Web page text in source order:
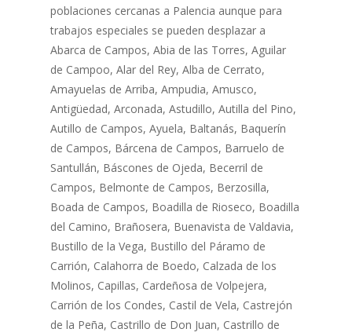
poblaciones cercanas a Palencia aunque para
trabajos especiales se pueden desplazar a
Abarca de Campos, Abia de las Torres, Aguilar
de Campoo, Alar del Rey, Alba de Cerrato,
Amayuelas de Arriba, Ampudia, Amusco,
Antigüedad, Arconada, Astudillo, Autilla del Pino,
Autillo de Campos, Ayuela, Baltanás, Baquerín
de Campos, Bárcena de Campos, Barruelo de
Santullán, Báscones de Ojeda, Becerril de
Campos, Belmonte de Campos, Berzosilla,
Boada de Campos, Boadilla de Rioseco, Boadilla
del Camino, Brañosera, Buenavista de Valdavia,
Bustillo de la Vega, Bustillo del Páramo de
Carrión, Calahorra de Boedo, Calzada de los
Molinos, Capillas, Cardeñosa de Volpejera,
Carrión de los Condes, Castil de Vela, Castrejón
de la Peña, Castrillo de Don Juan, Castrillo de